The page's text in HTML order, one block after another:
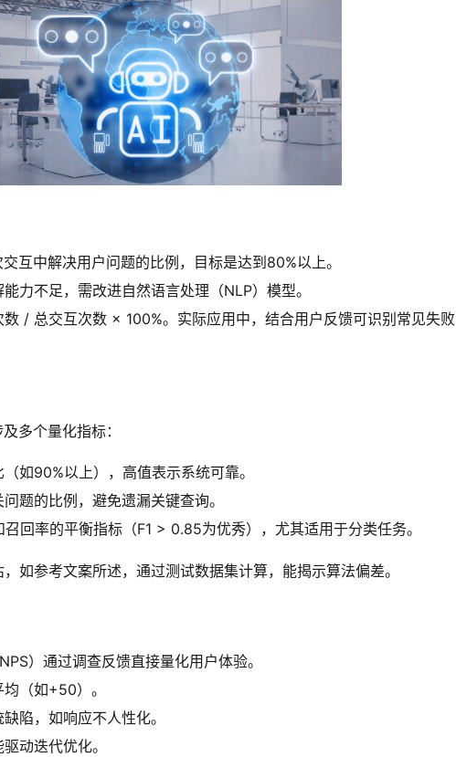
互中解决用户问题的比例，目标是达到80%以上。
力不足，需改进自然语言处理（NLP）模型。
/ 总交互次数 × 100%。实际应用中，结合用户反馈可识别常见失败
多个量化指标：
如90%以上），高值表示系统可靠。
题的比例，避免遗漏关键查询。
回率的平衡指标（F1 > 0.85为优秀），尤其适用于分类任务。
如参考文案所述，通过测试数据集计算，能揭示算法偏差。
）通过调查反馈直接量化用户体验。
（如+50）。
陷，如响应不人性化。
动迭代优化。